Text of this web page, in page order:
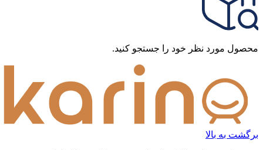
محصول مورد نظر خود را جستجو کنید.
برگشت به بالا